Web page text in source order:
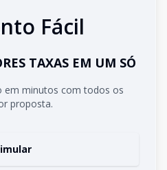
Fácil
TAXAS EM UM SÓ
em minutos com todos os
proposta.